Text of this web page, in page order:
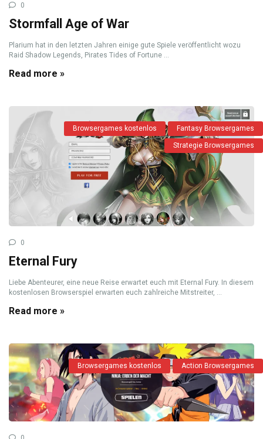
0
Stormfall Age of War
Plarium hat in den letzten Jahren einige gute Spiele veröffentlicht wozu
Raid Shadow Legends, Pirates Tides of Fortune ...
Read more »
Browsergames kostenlos Fantasy Browsergames
Strategie Browsergames
0
Eternal Fury
Liebe Abenteurer, eine neue Reise erwartet euch mit Eternal Fury. In diesem
kostenlosen Browserspiel erwarten euch zahlreiche Mitstreiter, ...
Read more »
Browsergames kostenlos Action Browsergames